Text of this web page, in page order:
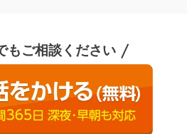
もご相談ください